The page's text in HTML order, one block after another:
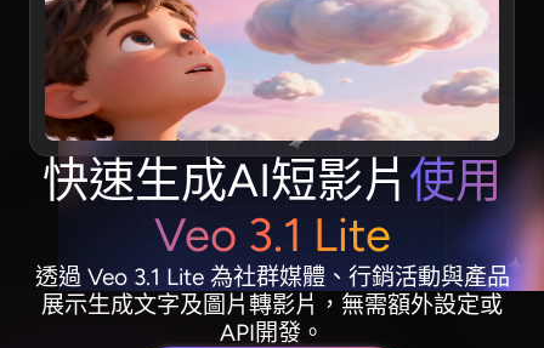
快速生成AI短影片使用
Veo 3.1 Lite
透過 Veo 3.1 Lite 為社群媒體、行銷活動與產品
展示生成文字及圖片轉影片，無需額外設定或
API開發。